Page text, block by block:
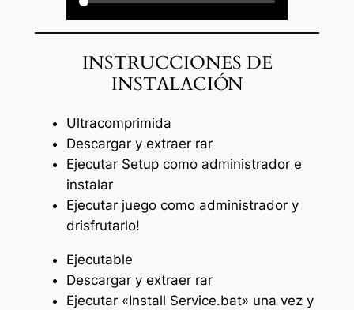
INSTRUCCIONES DE
INSTALACIÓN
Ultracomprimida
Descargar y extraer rar
Ejecutar Setup como administrador e
instalar
Ejecutar juego como administrador y
drisfrutarlo!
Ejecutable
Descargar y extraer rar
Ejecutar «Install Service.bat» una vez y